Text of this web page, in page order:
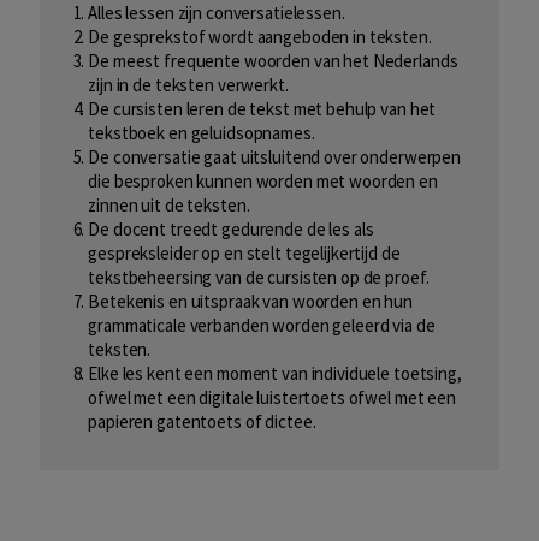
Alles lessen zijn conversatielessen.
De gesprekstof wordt aangeboden in teksten.
De meest frequente woorden van het Nederlands
zijn in de teksten verwerkt.
De cursisten leren de tekst met behulp van het
tekstboek en geluidsopnames.
De conversatie gaat uitsluitend over onderwerpen
die besproken kunnen worden met woorden en
zinnen uit de teksten.
De docent treedt gedurende de les als
gespreksleider op en stelt tegelijkertijd de
tekstbeheersing van de cursisten op de proef.
Betekenis en uitspraak van woorden en hun
grammaticale verbanden worden geleerd via de
teksten.
Elke les kent een moment van individuele toetsing,
ofwel met een digitale luistertoets ofwel met een
papieren gatentoets of dictee.